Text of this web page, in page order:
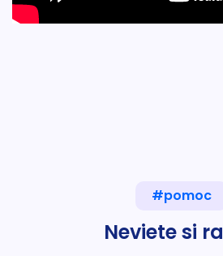
#pomoc
Neviete si